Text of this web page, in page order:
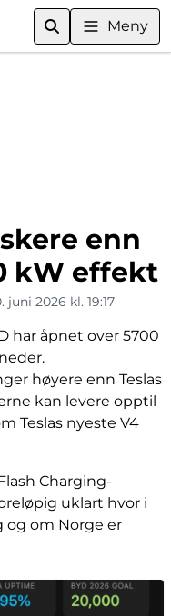
Meny
enn
kW effekt
juni 2026 kl. 19:17
har åpnet over 5700
høyere enn Teslas
kan levere opptil
Teslas nyeste V4
Charging-
uklart hvor i
og om Norge er